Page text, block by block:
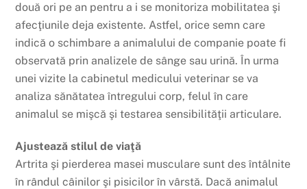
două ori pe an pentru a i se monitoriza mobilitatea şi
afecţiunile deja existente. Astfel, orice semn care
indică o schimbare a animalului de companie poate fi
observată prin analizele de sânge sau urină. În urma
unei vizite la cabinetul medicului veterinar se va
analiza sănătatea întregului corp, felul în care
animalul se mişcă şi testarea sensibilităţii articulare.
Ajustează stilul de viaţă
Artrita şi pierderea masei musculare sunt des întâlnite
în rândul câinilor şi pisicilor în vârstă. Dacă animalul